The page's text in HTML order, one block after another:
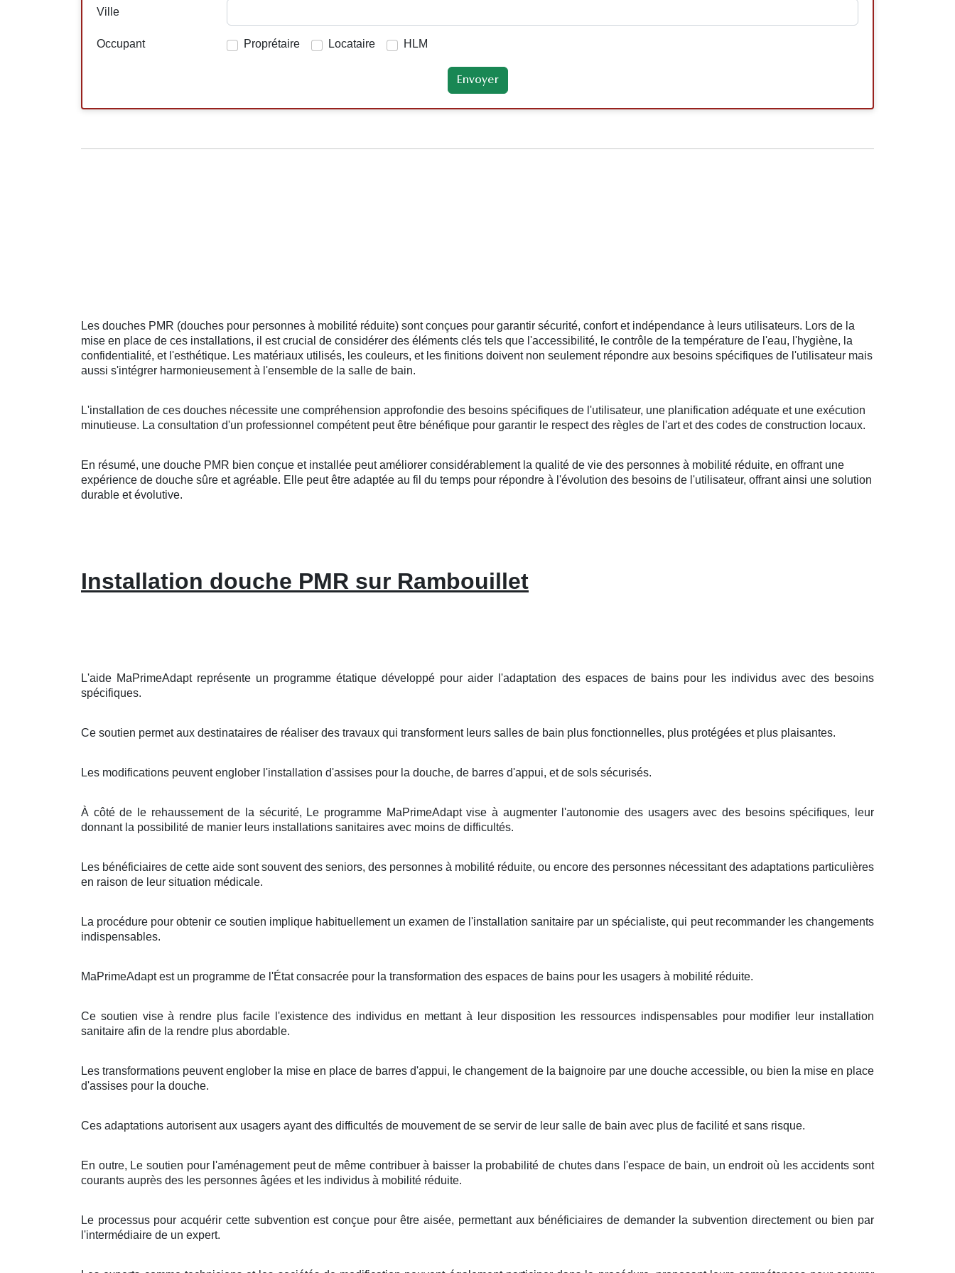
Ville
Occupant Proprétaire Locataire HLM
Les douches PMR (douches pour personnes à mobilité réduite) sont conçues pour garantir sécurité, confort et indépendance à leurs utilisateurs. Lors de la
mise en place de ces installations, il est crucial de considérer des éléments clés tels que l'accessibilité, le contrôle de la température de l'eau, l'hygiène, la
confidentialité, et l'esthétique. Les matériaux utilisés, les couleurs, et les finitions doivent non seulement répondre aux besoins spécifiques de l'utilisateur mais
aussi s'intégrer harmonieusement à l'ensemble de la salle de bain.
L'installation de ces douches nécessite une compréhension approfondie des besoins spécifiques de l'utilisateur, une planification adéquate et une exécution
minutieuse. La consultation d'un professionnel compétent peut être bénéfique pour garantir le respect des règles de l'art et des codes de construction locaux.
En résumé, une douche PMR bien conçue et installée peut améliorer considérablement la qualité de vie des personnes à mobilité réduite, en offrant une
expérience de douche sûre et agréable. Elle peut être adaptée au fil du temps pour répondre à l'évolution des besoins de l'utilisateur, offrant ainsi une solution
durable et évolutive.
Installation douche PMR sur Rambouillet
L'aide MaPrimeAdapt représente un programme étatique développé pour aider l'adaptation des espaces de bains pour les individus avec des besoins
spécifiques.
Ce soutien permet aux destinataires de réaliser des travaux qui transforment leurs salles de bain plus fonctionnelles, plus protégées et plus plaisantes.
Les modifications peuvent englober l'installation d'assises pour la douche, de barres d'appui, et de sols sécurisés.
À côté de le rehaussement de la sécurité, Le programme MaPrimeAdapt vise à augmenter l'autonomie des usagers avec des besoins spécifiques, leur
donnant la possibilité de manier leurs installations sanitaires avec moins de difficultés.
Les bénéficiaires de cette aide sont souvent des seniors, des personnes à mobilité réduite, ou encore des personnes nécessitant des adaptations particulières
en raison de leur situation médicale.
La procédure pour obtenir ce soutien implique habituellement un examen de l'installation sanitaire par un spécialiste, qui peut recommander les changements
indispensables.
MaPrimeAdapt est un programme de l'État consacrée pour la transformation des espaces de bains pour les usagers à mobilité réduite.
Ce soutien vise à rendre plus facile l'existence des individus en mettant à leur disposition les ressources indispensables pour modifier leur installation
sanitaire afin de la rendre plus abordable.
Les transformations peuvent englober la mise en place de barres d'appui, le changement de la baignoire par une douche accessible, ou bien la mise en place
d'assises pour la douche.
Ces adaptations autorisent aux usagers ayant des difficultés de mouvement de se servir de leur salle de bain avec plus de facilité et sans risque.
En outre, Le soutien pour l'aménagement peut de même contribuer à baisser la probabilité de chutes dans l'espace de bain, un endroit où les accidents sont
courants auprès des les personnes âgées et les individus à mobilité réduite.
Le processus pour acquérir cette subvention est conçue pour être aisée, permettant aux bénéficiaires de demander la subvention directement ou bien par
l'intermédiaire de un expert.